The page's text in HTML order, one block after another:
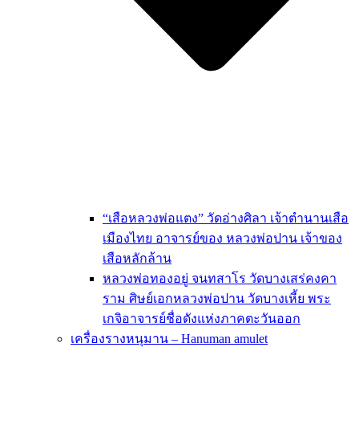
“เสือหลวงพ่อแตง” วัดอ่างศิลา เจ้าตำนานเสือ
เมืองไทย อาจารย์ของ หลวงพ่อปาน เจ้าของ
เสือหลักล้าน
หลวงพ่อทองอยู่ จนทสาโร วัดบางเสร่คงคา
ราม ศิษย์เอกหลวงพ่อปาน วัดบางเหี้ย พระ
เกจิอาจารย์ชื่อดังแห่งภาคตะวันออก
เครื่องรางหนุมาน – Hanuman amulet